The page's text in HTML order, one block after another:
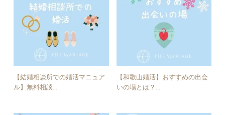
【結婚相談所での婚活マニュア
ル】無料相談...
【和歌山婚活】おすすめの出会
いの場とは？...